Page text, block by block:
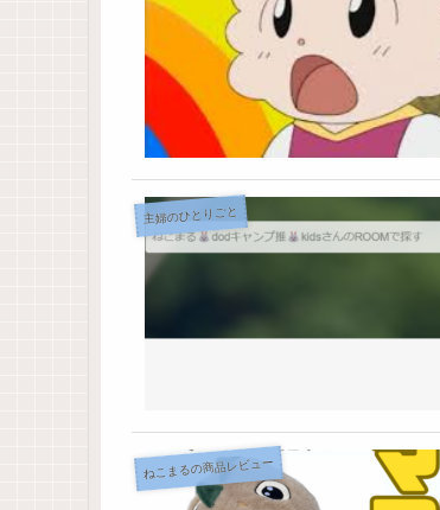
主婦のひとりごと
ねこまるの商品レビュー